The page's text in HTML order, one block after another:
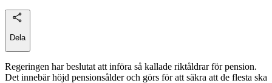
Dela
Regeringen har beslutat att införa så kallade riktåldrar för pension.
Det innebär höjd pensionsålder och görs för att säkra att de flesta ska